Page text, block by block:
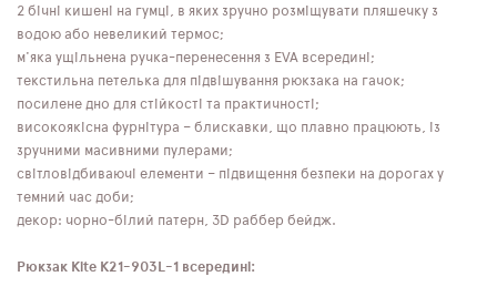
2 бічні кишені на гумці, в яких зручно розміщувати пляшечку з
водою або невеликий термос;
м'яка ущільнена ручка-перенесення з EVA всередині;
текстильна петелька для підвішування рюкзака на гачок;
посилене дно для стійкості та практичності;
високоякісна фурнітура – ​​блискавки, що плавно працюють, із
зручними масивними пулерами;
світловідбиваючі елементи – підвищення безпеки на дорогах у
темний час доби;
декор: чорно-білий патерн, 3D раббер бейдж.
Рюкзак Kite K21-903L-1 всередині: